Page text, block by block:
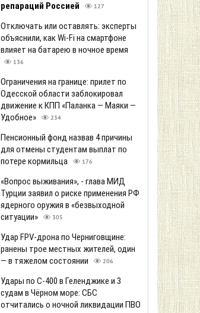
репараций Россией
127
Отключать или оставлять: эксперты
объяснили, как Wi-Fi на смартфоне
влияет на батарею в ночное время
136
Ограничения на границе: прилет по
Одесской области заблокировал
движение к КПП «Паланка — Маяки —
Удобное»
234
Пенсионный фонд назвав 4 причины
для отмены студентам выплат по
потере кормильца
176
«Вопрос выживания», - глава МИД
Турции заявил о риске применения РФ
ядерного оружия в «безвыходной
ситуации»
305
Удар FPV-дрона по Черниговщине:
ранены трое местных жителей, один
— в тяжелом состоянии
206
Удары по С-400 в Геленджике и 3
судам в Чёрном море: СБС
отчитались о ночной ликвидации ПВО